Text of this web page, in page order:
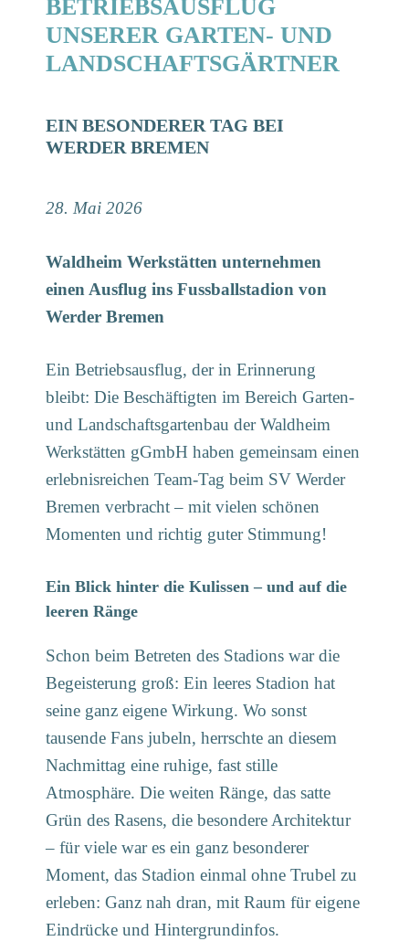
BETRIEBSAUSFLUG
UNSERER GARTEN- UND
LANDSCHAFTSGÄRTNER
EIN BESONDERER TAG BEI
WERDER BREMEN
28. Mai 2026
Waldheim Werkstätten unternehmen
einen Ausflug ins Fussballstadion von
Werder Bremen
Ein Betriebsausflug, der in Erinnerung
bleibt: Die Beschäftigten im Bereich Garten-
und Landschaftsgartenbau der Waldheim
Werkstätten gGmbH haben gemeinsam einen
erlebnisreichen Team-Tag beim SV Werder
Bremen verbracht – mit vielen schönen
Momenten und richtig guter Stimmung!
Ein Blick hinter die Kulissen – und auf die
leeren Ränge
Schon beim Betreten des Stadions war die
Begeisterung groß: Ein leeres Stadion hat
seine ganz eigene Wirkung. Wo sonst
tausende Fans jubeln, herrschte an diesem
Nachmittag eine ruhige, fast stille
Atmosphäre. Die weiten Ränge, das satte
Grün des Rasens, die besondere Architektur
– für viele war es ein ganz besonderer
Moment, das Stadion einmal ohne Trubel zu
erleben: Ganz nah dran, mit Raum für eigene
Eindrücke und Hintergrundinfos.